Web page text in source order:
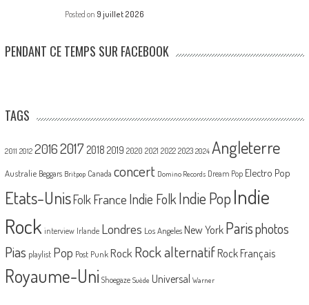
Posted on 9 juillet 2026
PENDANT CE TEMPS SUR FACEBOOK
TAGS
2011 2012 20162017 2018 2019 2020 2021 2022 2023 2024 Angleterre
Australie Beggars Britpop Canada concert Domino Records Dream Pop Electro Pop
Etats-UnisFolk France Indie Folk Indie PopIndie
Rock interview Irlande Londres Los Angeles New York Parisphotos
Pias playlist Pop Post Punk Rock Rock alternatif Rock Français
Royaume-Uni Shoegaze Suède Universal Warner